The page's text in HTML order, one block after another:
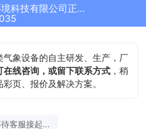
山东天合环境科技有限公司正在为您服务
象设备的自主研发、生产，厂
在线咨询，或留下联系方式 ，稍
页、报价及解决方案。
客服接起...